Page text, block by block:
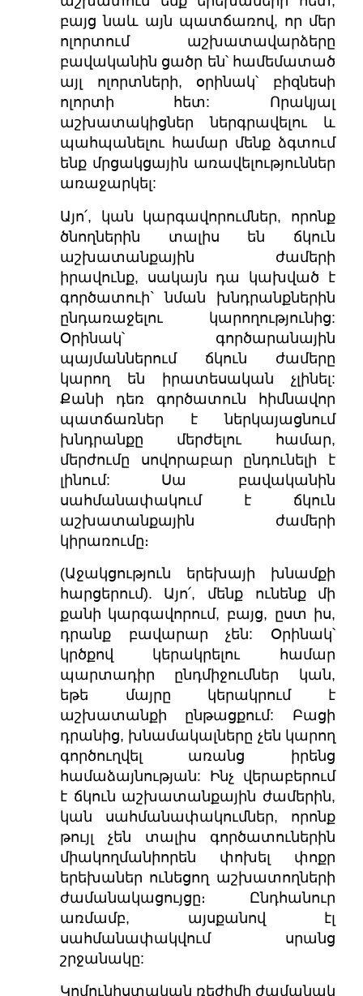
բայց նաև այն պատճառով, որ մեր
ոլորտում աշխատավարձերը
բավականին ցածր են՝ համեմատած
այլ ոլորտների, օրինակ՝ բիզնեսի
ոլորտի հետ: Որակյալ
աշխատակիցներ ներգրավելու և
պահպանելու համար մենք ձգտում
ենք մրցակցային առավելություններ
առաջարկել:
Այո՛, կան կարգավորումներ, որոնք
ծնողներին տալիս են ճկուն
աշխատանքային ժամերի
իրավունք, սակայն դա կախված է
գործատուի` նման խնդրանքներին
ընդառաջելու կարողությունից:
Օրինակ՝ գործարանային
պայմաններում ճկուն ժամերը
կարող են իրատեսական չլինել:
Քանի դեռ գործատուն հիմնավոր
պատճառներ է ներկայացնում
խնդրանքը մերժելու համար,
մերժումը սովորաբար ընդունելի է
լինում: Սա բավականին
սահմանափակում է ճկուն
աշխատանքային ժամերի
կիրառումը։
(Աջակցություն երեխայի խնամքի
հարցերում). Այո՛, մենք ունենք մի
քանի կարգավորում, բայց, ըստ իս,
դրանք բավարար չեն: Օրինակ՝
կրծքով կերակրելու համար
պարտադիր ընդմիջումներ կան,
եթե մայրը կերակրում է
աշխատանքի ընթացքում: Բացի
դրանից, խնամակալները չեն կարող
գործուղվել առանց իրենց
համաձայնության: Ինչ վերաբերում
է ճկուն աշխատանքային ժամերին,
կան սահմանափակումներ, որոնք
թույլ չեն տալիս գործատուներին
միակողմանիորեն փոխել փոքր
երեխաներ ունեցող աշխատողների
ժամանակացույցը։ Ընդհանուր
առմամբ, այսքանով էլ
սահմանափակվում սրանց
շրջանակը:
Կոմունիստական ​​ռեժիմի ժամանակ